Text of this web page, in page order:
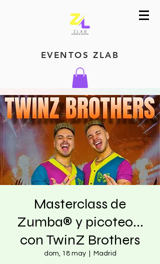
EVENTOS ZLAB
Masterclass de
Zumba® y picoteo...
con TwinZ Brothers
dom, 18 may
  |
Madrid